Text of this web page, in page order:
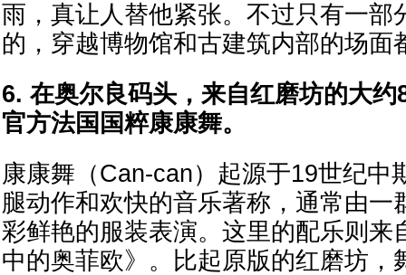
雨，真让人替他紧张。不过只有一部
的，穿越博物馆和古建筑内部的场面
6. 在奥尔良码头，来自红磨坊的大
官方法国国粹康康舞。
康康舞（Can-can）起源于19世纪中
腿动作和欢快的音乐著称，通常由一
彩鲜艳的服装表演。这里的配乐则来
中的奥菲欧》。比起原版的红磨坊，